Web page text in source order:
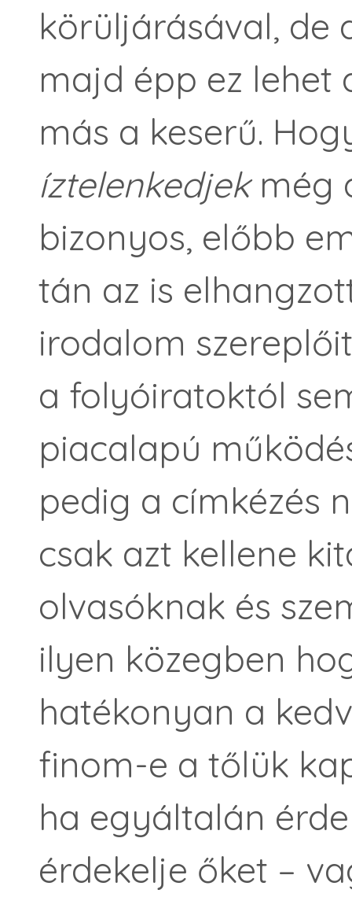
körüljárásával, de
majd épp ez lehet
más a keserű.
íztelenkedjek még
bizonyos, előbb
tán az is
irodalom
a folyóiratoktól
piacalapú
pedig a címkézés
csak azt kellene
olvasóknak és
ilyen közegben
hatékonyan a
finom-e a tőlük
ha egyáltalán
érdekelje őket –